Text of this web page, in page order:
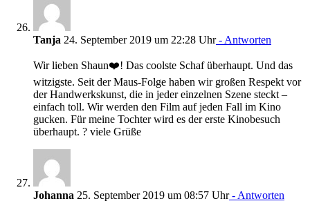
Tanja 24. September 2019 um 22:28 Uhr- Antworten
Wir lieben Shaun❤️! Das coolste Schaf überhaupt. Und das
witzigste. Seit der Maus-Folge haben wir großen Respekt vor
der Handwerkskunst, die in jeder einzelnen Szene steckt –
einfach toll. Wir werden den Film auf jeden Fall im Kino
gucken. Für meine Tochter wird es der erste Kinobesuch
überhaupt. ? viele Grüße
Johanna 25. September 2019 um 08:57 Uhr- Antworten